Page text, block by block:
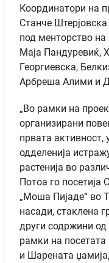
Координатори на
Станче
под менторство на
Маја Пандуревиќ,
Георгиевска,
Арбреша Алими и
„Во рамки на
организирани
првата активност,
одделенија
растенија во
Потоа го посетија
„Моша Пијаде“ во
насади, стаклена
други содржини
рамки на посетата
и Шарената